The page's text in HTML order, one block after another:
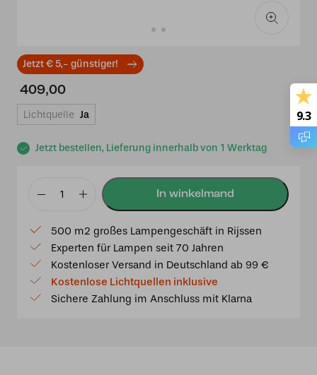
Jetzt € 5,- günstiger!
Jetzt bestellen, Lieferung innerhalb von 1 Werktag
409,00
Lichtquelle Ja
Tiffany
Blue
Lotus
3
Menge
500 m2 großes Lampengeschäft in Rijssen
Experten für Lampen seit 70 Jahren
Kostenloser Versand in Deutschland ab 99 €
Kostenlose Lichtquellen inklusive
Sichere Zahlung im Anschluss mit Klarna
9.3